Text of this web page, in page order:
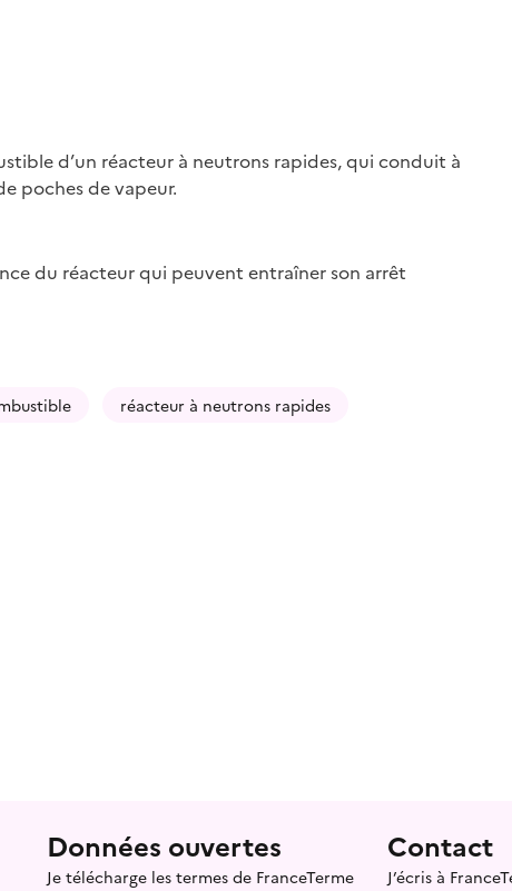
d’un réacteur à neutrons rapides, qui conduit à
poches de vapeur.
du réacteur qui peuvent entraîner son arrêt
réacteur à neutrons rapides
Données ouvertes
Je télécharge les termes de FranceTerme
Contact
J’écris à